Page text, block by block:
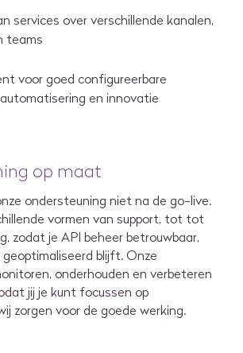
services over verschillende kanalen,
teams
voor goed configureerbare
en innovatie
op maat
ondersteuning niet na de go-live.
vormen van support, tot tot
zodat je API beheer betrouwbaar,
blijft. Onze
onderhouden en verbeteren
jij je kunt focussen op
zorgen voor de goede werking.